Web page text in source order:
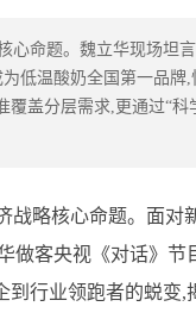
心命题。魏立华现场坦
低温酸奶全国第一品
盖分层需求,更通过“
战略核心命题。面
做客央视《对话》
行业领跑者的蜕变